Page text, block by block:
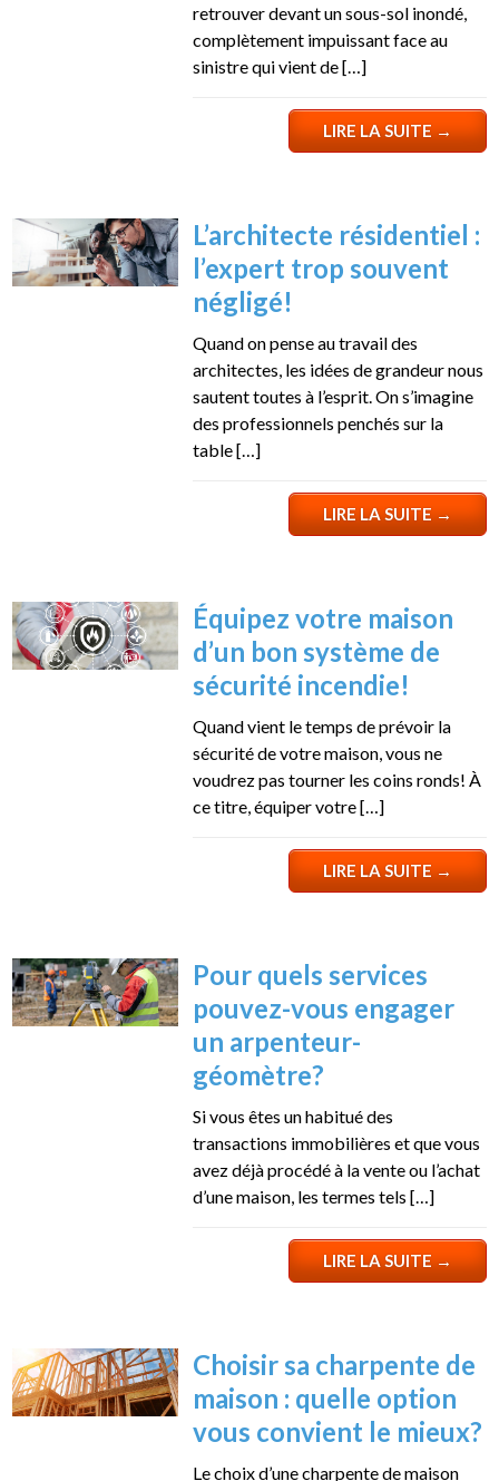
retrouver devant un sous-sol inondé,
complètement impuissant face au
sinistre qui vient de […]
LIRE LA SUITE→
L’architecte résidentiel :
l’expert trop souvent
négligé!
Quand on pense au travail des
architectes, les idées de grandeur nous
sautent toutes à l’esprit. On s’imagine
des professionnels penchés sur la
table […]
LIRE LA SUITE→
Équipez votre maison
d’un bon système de
sécurité incendie!
Quand vient le temps de prévoir la
sécurité de votre maison, vous ne
voudrez pas tourner les coins ronds! À
ce titre, équiper votre […]
LIRE LA SUITE→
Pour quels services
pouvez-vous engager
un arpenteur-
géomètre?
Si vous êtes un habitué des
transactions immobilières et que vous
avez déjà procédé à la vente ou l’achat
d’une maison, les termes tels […]
LIRE LA SUITE→
Choisir sa charpente de
maison : quelle option
vous convient le mieux?
Le choix d’une charpente de maison